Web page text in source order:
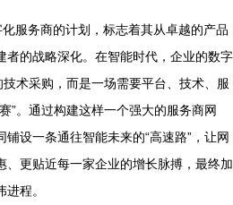
服务商的计划，标志着其从卓越的产品
者的战略深化。在智能时代，企业的数字
术采购，而是一场需要平台、技术、服
”。通过构建这样一个强大的服务商网
设一条通往智能未来的“高速路”，让网
、更贴近每一家企业的增长脉搏，最终加
程。